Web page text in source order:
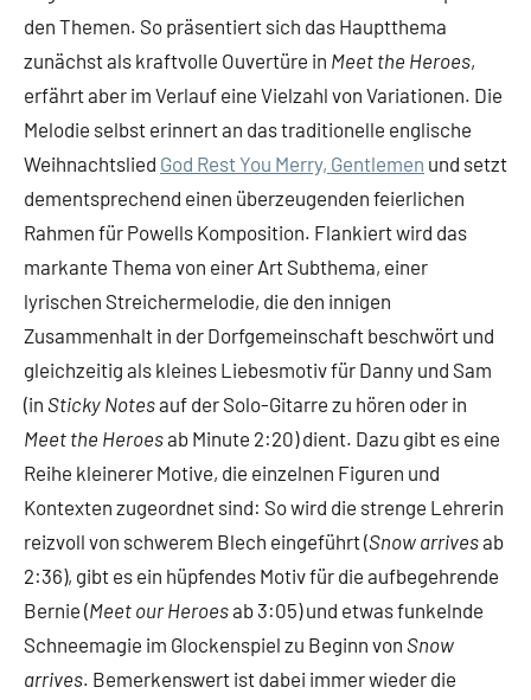
den Themen. So präsentiert sich das Hauptthema
zunächst als kraftvolle Ouvertüre in Meet the Heroes,
erfährt aber im Verlauf eine Vielzahl von Variationen. Die
Melodie selbst erinnert an das traditionelle englische
Weihnachtslied God Rest You Merry, Gentlemen und setzt
dementsprechend einen überzeugenden feierlichen
Rahmen für Powells Komposition. Flankiert wird das
markante Thema von einer Art Subthema, einer
lyrischen Streichermelodie, die den innigen
Zusammenhalt in der Dorfgemeinschaft beschwört und
gleichzeitig als kleines Liebesmotiv für Danny und Sam
(in Sticky Notesauf der Solo-Gitarre zu hören oder in
Meet the Heroesab Minute 2:20) dient. Dazu gibt es eine
Reihe kleinerer Motive, die einzelnen Figuren und
Kontexten zugeordnet sind: So wird die strenge Lehrerin
reizvoll von schwerem Blech eingeführt (Snow arrivesab
2:36), gibt es ein hüpfendes Motiv für die aufbegehrende
Bernie (Meet our Heroesab 3:05) und etwas funkelnde
Schneemagie im Glockenspiel zu Beginn von Snow
arrives. Bemerkenswert ist dabei immer wieder die